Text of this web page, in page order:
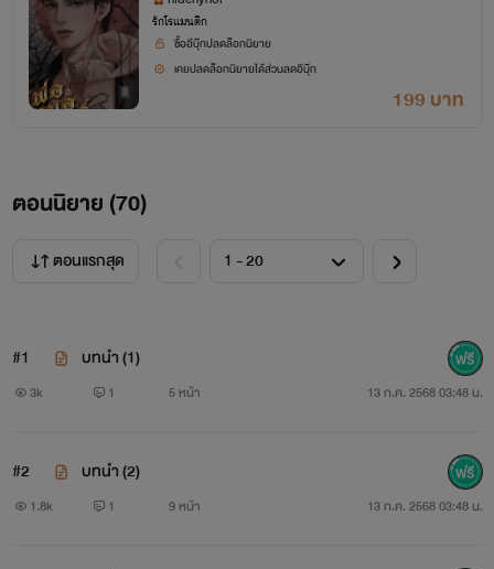
รักโรแมนติก
ซื้ออีบุ๊กปลดล็อกนิยาย
เคยปลดล็อกนิยายได้ส่วนลดอีบุ๊ก
199 บาท
ตอนนิยาย (70)
ตอนแรกสุด
#1 บทนำ (1)
3k 1 5 หน้า 13 ก.ค. 2568 03:48 น.
#2 บทนำ (2)
1.8k 1 9 หน้า 13 ก.ค. 2568 03:48 น.